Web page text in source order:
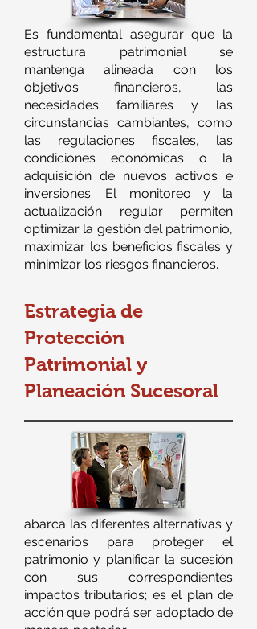
Es fundamental asegurar que la
estructura patrimonial se
mantenga alineada con los
objetivos financieros, las
necesidades familiares y las
circunstancias cambiantes, como
las regulaciones fiscales, las
condiciones económicas o la
adquisición de nuevos activos e
inversiones. El monitoreo y la
actualización regular permiten
optimizar la gestión del patrimonio,
maximizar los beneficios fiscales y
minimizar los riesgos financieros.
Estrategia de
Protección
Patrimonial y
Planeación Sucesoral
abarca las diferentes alternativas y
escenarios para proteger el
patrimonio y planificar la sucesión
con sus correspondientes
impactos tributarios; es el plan de
acción que podrá ser adoptado de